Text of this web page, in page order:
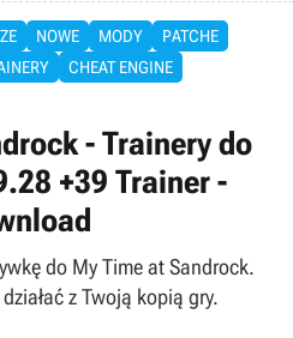
NOWE MODY
PATCHE
CHEAT ENGINE
- Trainery do
+39 Trainer -
do My Time at Sandrock.
z Twoją kopią gry.